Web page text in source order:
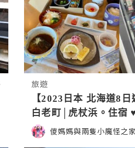
旅遊
【2023日本 北海道8日
白老町│虎杖浜。住宿
虎杖浜溫泉。泡美人湯
牛料理
儍媽媽與兩隻小魔怪之家